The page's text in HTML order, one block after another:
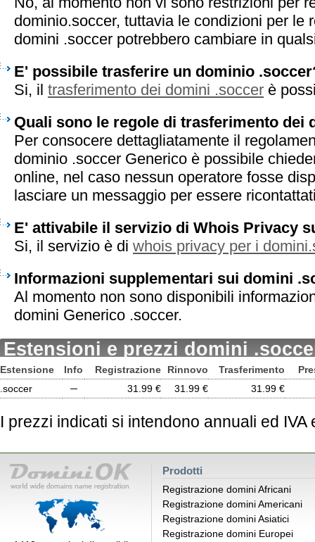
dominio.soccer, tuttavia le condizioni per le
domini .soccer potrebbero cambiare in
E' possibile trasferire un dominio
Si, il trasferimento dei domini .soccer è
Quali sono le regole di trasferimento dei
Per consocere dettagliatamente il
dominio .soccer Generico è possibile
online, nel caso nessun operatore fosse
lasciare un messaggio per essere
E' attivabile il servizio di Whois Privacy
Si, il servizio è di whois privacy per i
Informazioni supplementari sui domini
Al momento non sono disponibili
domini Generico .soccer.
Estensioni e prezzi domini
Estensione Info Registrazione Rinnovo Trasferimento
.soccer
─ 31.99 € 31.99 € 31.99 €
I prezzi indicati si intendono annuali ed IVA
Prodotti
Registrazione domini Africani
Registrazione domini Americani
Registrazione domini Asiatici
Registrazione domini Europei